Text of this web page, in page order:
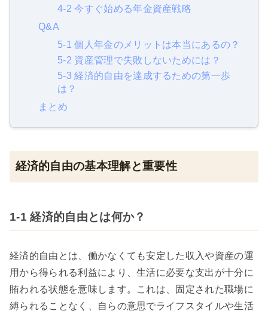
4-2 今すぐ始める年金資産戦略
Q&A
5-1 個人年金のメリットは本当にあるの？
5-2 資産管理で失敗しないためには？
5-3 経済的自由を達成するための第一歩
は？
まとめ
経済的自由の基本理解と重要性
1-1 経済的自由とは何か？
経済的自由とは、働かなくても安定した収入や資産の運
用から得られる利益により、生活に必要な支出が十分に
賄われる状態を意味します。これは、固定された職場に
縛られることなく、自らの意思でライフスタイルや生活